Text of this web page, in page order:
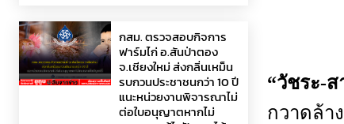
กสม. ตรวจสอบกิจการ
ฟาร์มไก่ อ.สันป่าตอง
จ.เชียงใหม่ ส่งกลิ่นเหม็น
รบกวนประชาชนกว่า 10 ปี
แนะหน่วยงานพิจารณาไม่
ต่อใบอนุญาตหากไม่
“วัชระ-
กวาดล้า